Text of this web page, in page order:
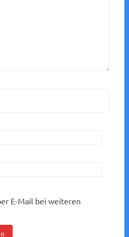
E-Mail bei weiteren